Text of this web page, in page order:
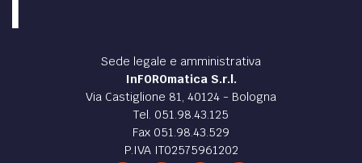
Sede legale e amministrativa
InFOROmatica S.r.l.
Via Castiglione 81, 40124 - Bologna
Tel. 051.98.43.125
Fax 051.98.43.529
P.IVA IT02575961202